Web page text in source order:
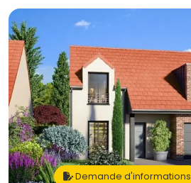
Demande d'informations